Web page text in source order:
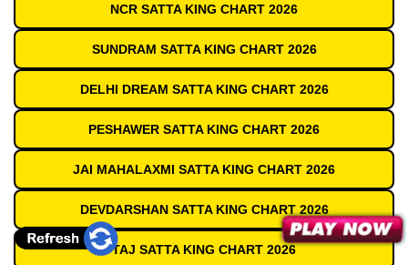
NCR SATTA KING CHART 2026
SUNDRAM SATTA KING CHART 2026
DELHI DREAM SATTA KING CHART 2026
PESHAWER SATTA KING CHART 2026
JAI MAHALAXMI SATTA KING CHART 2026
DEVDARSHAN SATTA KING CHART 2026
TAJ SATTA KING CHART 2026